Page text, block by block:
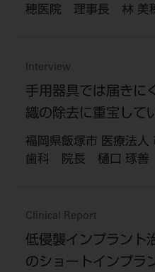
穂医院 理事長 林 美
Interview
手用器具では届きに
織の除去に重宝して
福岡県飯塚市 医療法人
歯科 院長 樋口 琢善
Clinical Report
低侵襲インプラント
のショートインプラ